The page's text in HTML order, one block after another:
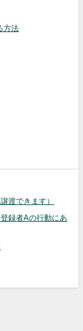
方法
渡できます）
録者Aの行動にあ